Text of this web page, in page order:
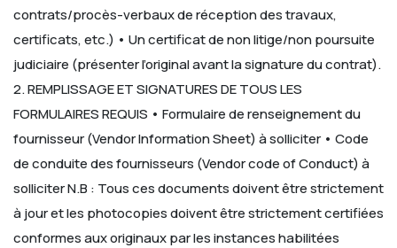
contrats/procès-verbaux de réception des travaux,
certificats, etc.) • Un certificat de non litige/non poursuite
judiciaire (présenter l’original avant la signature du contrat).
2. REMPLISSAGE ET SIGNATURES DE TOUS LES
FORMULAIRES REQUIS • Formulaire de renseignement du
fournisseur (Vendor Information Sheet) à solliciter• Code
de conduite des fournisseurs (Vendor code of Conduct) à
solliciterN.B : Tous ces documents doivent être strictement
à jour et les photocopies doivent être strictement certifiées
conformes aux originaux par les instances habilitées